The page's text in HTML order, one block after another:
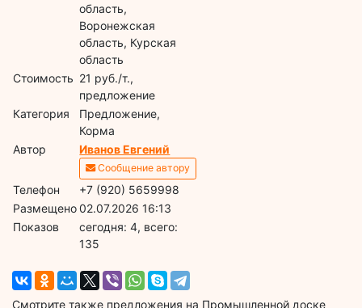
область,
Воронежская
область, Курская
область
Стоимость 21 руб./т.,
предложение
Категория
Предложение,
Корма
Автор
Иванов Евгений
Сообщение автору
Телефон
+7 (920) 5659998
Размещено02.07.2026 16:13
Показов
cегодня: 4, всего:
135
Смотрите также предложения на Промышленной доске